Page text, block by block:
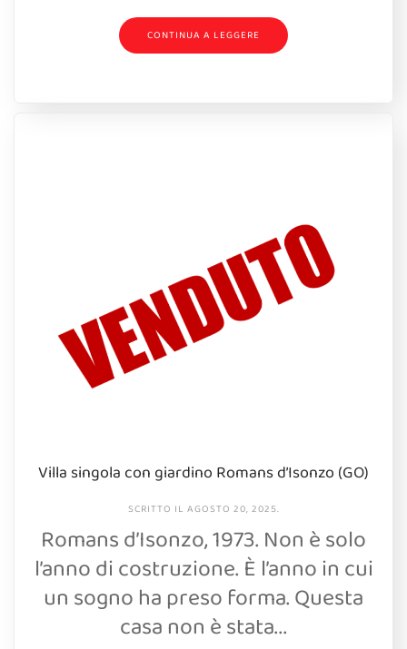
CONTINUA A LEGGERE
Villa singola con giardino Romans d’Isonzo (GO)
SCRITTO IL AGOSTO 20, 2025.
Romans d’Isonzo, 1973. Non è solo
l’anno di costruzione. È l’anno in cui
un sogno ha preso forma. Questa
casa non è stata...